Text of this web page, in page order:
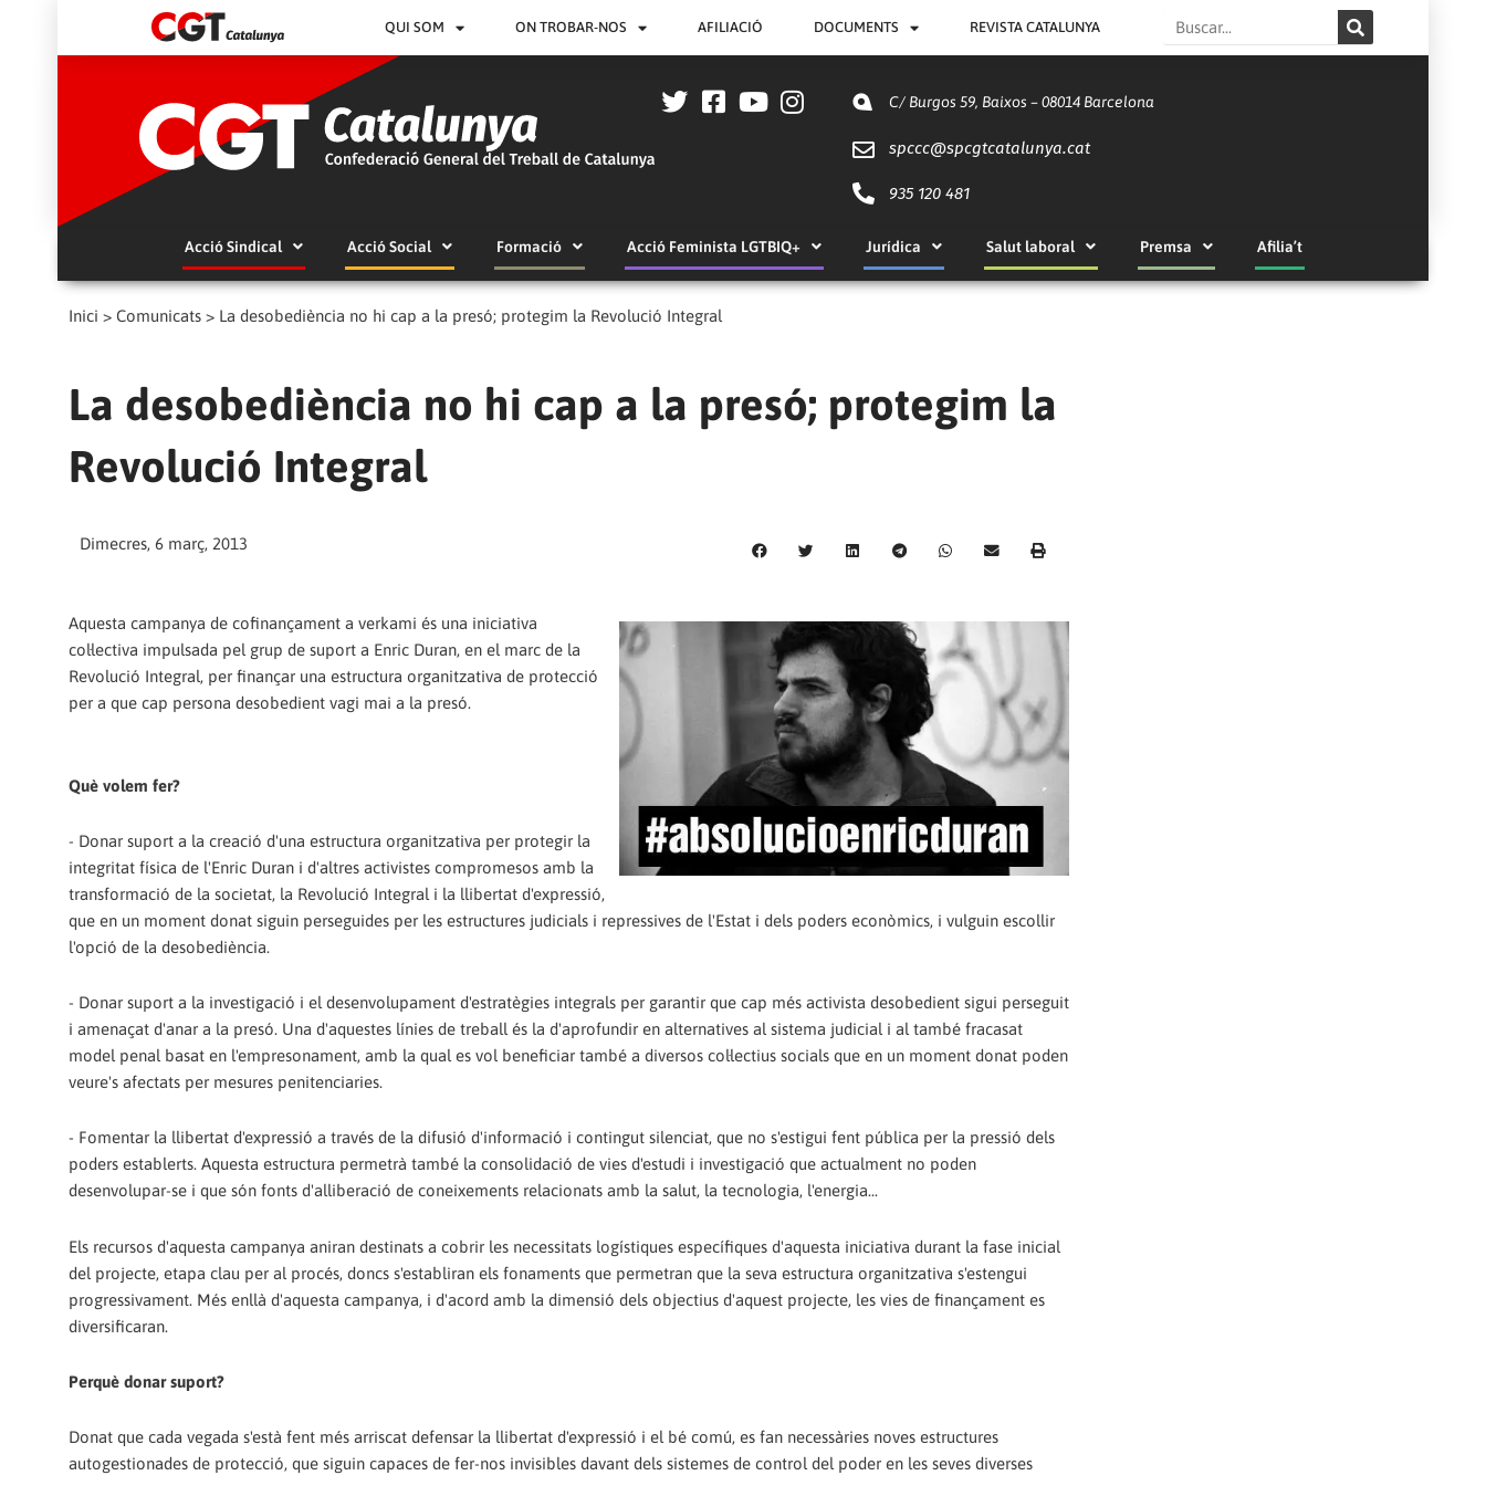
QUI SOM ON TROBAR-NOS AFILIACIÓ DOCUMENTS REVISTA CATALUNYA Search
C/ Burgos 59, Baixos – 08014 Barcelona
spccc@spcgtcatalunya.cat
935 120 481
Acció Sindical Acció Social Formació Acció Feminista LGTBIQ+ Jurídica Salut laboral Premsa Afilia’t
Inici > Comunicats > La desobediència no hi cap a la presó; protegim la Revolució Integral
La desobediència no hi cap a la presó; protegim la
Revolució Integral
Dimecres, 6 març, 2013
Aquesta campanya de cofinançament a verkami és una iniciativa
col·lectiva impulsada pel grup de suport a Enric Duran, en el marc de la
Revolució Integral, per finançar una estructura organitzativa de protecció
per a que cap persona desobedient vagi mai a la presó.
Què volem fer?
- Donar suport a la creació d'una estructura organitzativa per protegir la
integritat física de l'Enric Duran i d'altres activistes compromesos amb la
transformació de la societat, la Revolució Integral i la llibertat d'expressió,
que en un moment donat siguin perseguides per les estructures judicials i repressives de l'Estat i dels poders econòmics, i vulguin escollir
l'opció de la desobediència.
- Donar suport a la investigació i el desenvolupament d'estratègies integrals per garantir que cap més activista desobedient sigui perseguit
i amenaçat d'anar a la presó. Una d'aquestes línies de treball és la d'aprofundir en alternatives al sistema judicial i al també fracasat
model penal basat en l'empresonament, amb la qual es vol beneficiar també a diversos col·lectius socials que en un moment donat poden
veure's afectats per mesures penitenciaries.
- Fomentar la llibertat d'expressió a través de la difusió d'informació i contingut silenciat, que no s'estigui fent pública per la pressió dels
poders establerts. Aquesta estructura permetrà també la consolidació de vies d'estudi i investigació que actualment no poden
desenvolupar-se i que són fonts d'alliberació de coneixements relacionats amb la salut, la tecnologia, l'energia...
Els recursos d'aquesta campanya aniran destinats a cobrir les necessitats logístiques específiques d'aquesta iniciativa durant la fase inicial
del projecte, etapa clau per al procés, doncs s'establiran els fonaments que permetran que la seva estructura organitzativa s'estengui
progressivament. Més enllà d'aquesta campanya, i d'acord amb la dimensió dels objectius d'aquest projecte, les vies de finançament es
diversificaran.
Perquè donar suport?
Donat que cada vegada s'està fent més arriscat defensar la llibertat d'expressió i el bé comú, es fan necessàries noves estructures
autogestionades de protecció, que siguin capaces de fer-nos invisibles davant dels sistemes de control del poder en les seves diverses